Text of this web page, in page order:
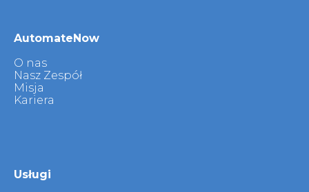
AutomateNow
O nas
Nasz Zespół
Misja
Kariera
Usługi